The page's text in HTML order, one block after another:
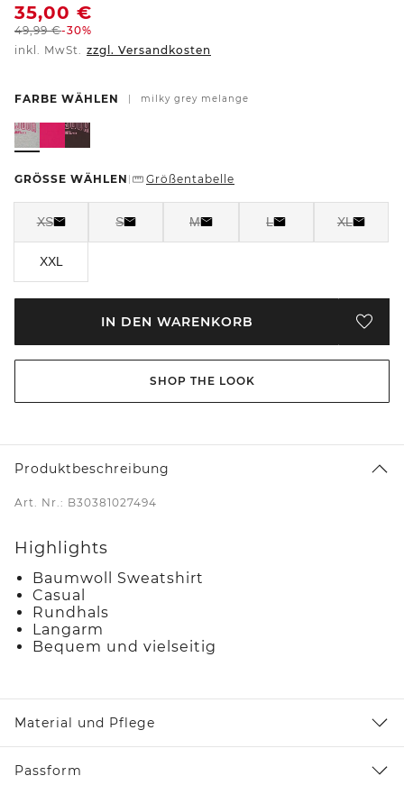
35,00 €
49,99€-30%
inkl. MwSt. zzgl. Versandkosten
FARBE WÄHLEN milky grey melange
GRÖSSE WÄHLEN Größentabelle
XS S M L XL
XXL
IN DEN WARENKORB
SHOP THE LOOK
Produktbeschreibung
Art. Nr.: B30381027494
Highlights
Baumwoll Sweatshirt
Casual
Rundhals
Langarm
Bequem und vielseitig
Material und Pflege
Passform